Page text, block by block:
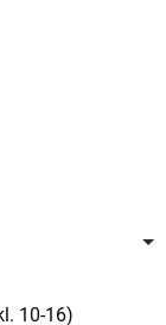
10-16)